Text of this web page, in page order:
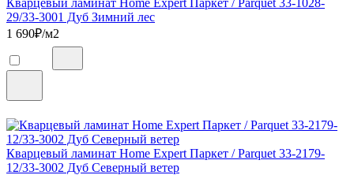
29/33-3001 Дуб Зимний лес
1 690₽/м2
Кварцевый ламинат Home Expert Паркет / Parquet 33-2179-
12/33-3002 Дуб Северный ветер